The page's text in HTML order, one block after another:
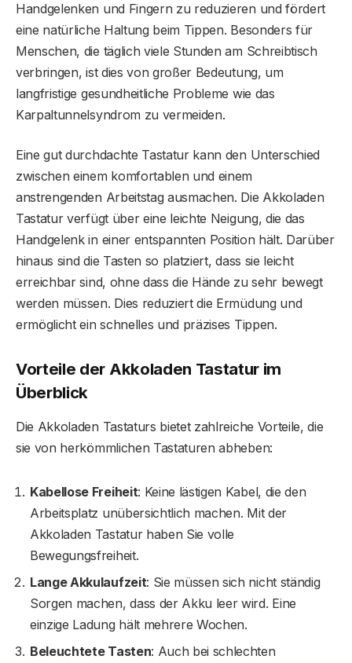
Handgelenken und Fingern zu reduzieren und fördert
eine natürliche Haltung beim Tippen. Besonders für
Menschen, die täglich viele Stunden am Schreibtisch
verbringen, ist dies von großer Bedeutung, um
langfristige gesundheitliche Probleme wie das
Karpaltunnelsyndrom zu vermeiden.
Eine gut durchdachte Tastatur kann den Unterschied
zwischen einem komfortablen und einem
anstrengenden Arbeitstag ausmachen. Die Akkoladen
Tastatur verfügt über eine leichte Neigung, die das
Handgelenk in einer entspannten Position hält. Darüber
hinaus sind die Tasten so platziert, dass sie leicht
erreichbar sind, ohne dass die Hände zu sehr bewegt
werden müssen. Dies reduziert die Ermüdung und
ermöglicht ein schnelles und präzises Tippen.
Vorteile der Akkoladen Tastatur im
Überblick
Die Akkoladen Tastaturs bietet zahlreiche Vorteile, die
sie von herkömmlichen Tastaturen abheben:
Kabellose Freiheit: Keine lästigen Kabel, die den
Arbeitsplatz unübersichtlich machen. Mit der
Akkoladen Tastatur haben Sie volle
Bewegungsfreiheit.
Lange Akkulaufzeit: Sie müssen sich nicht ständig
Sorgen machen, dass der Akku leer wird. Eine
einzige Ladung hält mehrere Wochen.
Beleuchtete Tasten: Auch bei schlechten